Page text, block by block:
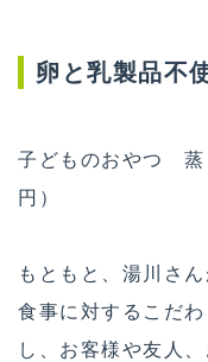
卵と乳製品不
子どものおやつ 蒸
円）
もともと、湯川さ
食事に対するこだ
し、お客様や友人